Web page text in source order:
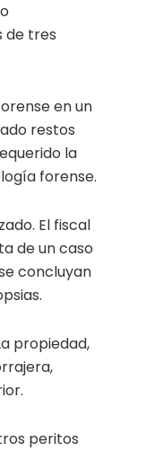
de tres
en un
restos
la
forense.
El fiscal
de un caso
concluyan
propiedad,
peritos